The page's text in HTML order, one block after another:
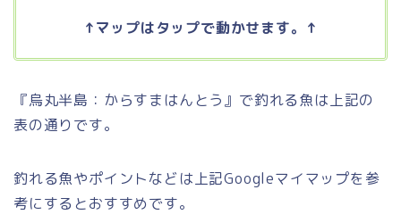
↑マップはタップで動かせます。↑
『烏丸半島：からすまはんとう』で釣れる魚は上記の
表の通りです。
釣れる魚やポイントなどは上記Googleマイマップを参
考にするとおすすめです。